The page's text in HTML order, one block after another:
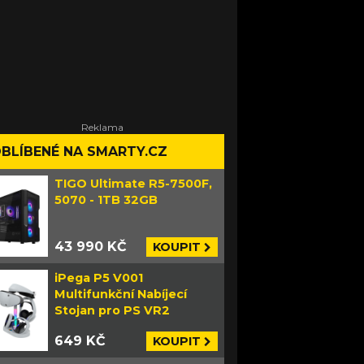
NA SMARTY.CZ
TIGO Ultimate R5-7500F,
5070 - 1TB 32GB
43 990 KČ KOUPIT
iPega P5 V001
Multifunkční Nabíjecí
Stojan pro PS VR2
649 KČ KOUPIT